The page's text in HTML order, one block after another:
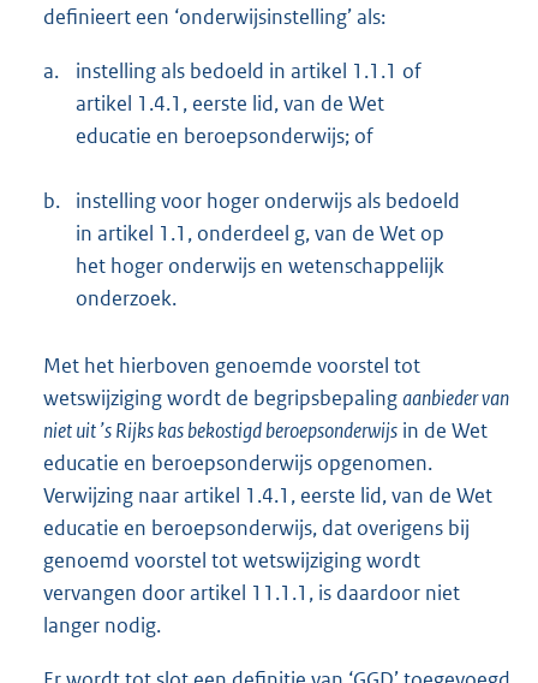
definieert een ‘onderwijsinstelling’ als:
a.
instelling als bedoeld in artikel 1.1.1 of
artikel 1.4.1, eerste lid, van de Wet
educatie en beroepsonderwijs; of
b.
instelling voor hoger onderwijs als bedoeld
in artikel 1.1, onderdeel g, van de Wet op
het hoger onderwijs en wetenschappelijk
onderzoek.
Met het hierboven genoemde voorstel tot
wetswijziging wordt de begripsbepalingaanbieder van
niet uit ’s Rijks kas bekostigd beroepsonderwijs in de Wet
educatie en beroepsonderwijs opgenomen.
Verwijzing naar artikel 1.4.1, eerste lid, van de Wet
educatie en beroepsonderwijs, dat overigens bij
genoemd voorstel tot wetswijziging wordt
vervangen door artikel 11.1.1, is daardoor niet
langer nodig.